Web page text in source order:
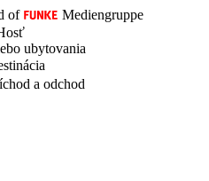
of
Mediengruppe
ubytovania
a odchod